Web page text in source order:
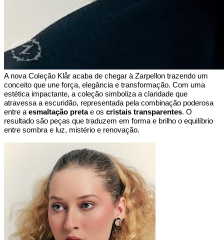
A nova Coleção Klår acaba de chegar à Zarpellon trazendo um
conceito que une força, elegância e transformação. Com uma
estética impactante, a coleção simboliza a claridade que
atravessa a escuridão, representada pela combinação poderosa
entre a esmaltação preta e os cristais transparentes. O
resultado são peças que traduzem em forma e brilho o equilíbrio
entre sombra e luz, mistério e renovação.